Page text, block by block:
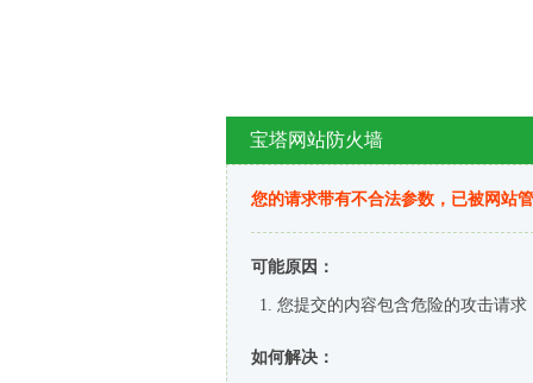
宝塔网站防火墙
您的请求带有不合法参数，已被网站
可能原因：
您提交的内容包含危险的攻击请求
如何解决：